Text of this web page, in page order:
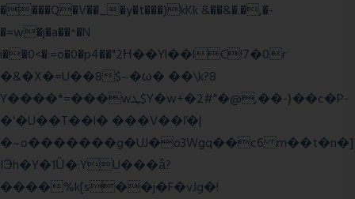
����Q�V��_�y�t���)kKk &��&�.�,�-
�=w�j�a��^�N
i��0<�:=o�0�p4��"2Η��Yl��lC!7�0r
�&�X�=U��8$~�ω� ��\k?8
Y����*=���wܛ$Y�w+�2#"�@,��-}��c�P-
�'�U��T��l� ���V��ľ�|
�~o�������g�UJ�o3Wgq��c6 m��t�n�]
IЭh�Y�1Ȕ�:YU���ǟ?
����%k[s��j�F�vJg�!